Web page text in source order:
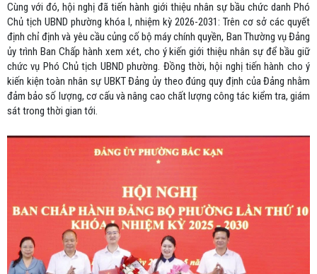
Cùng với đó, hội nghị đã tiến hành giới thiệu nhân sự bầu chức danh Phó
Chủ tịch UBND phường khóa I, nhiệm kỳ 2026-2031: Trên cơ sở các quyết
định chỉ định và yêu cầu củng cố bộ máy chính quyền, Ban Thường vụ Đảng
ủy trình Ban Chấp hành xem xét, cho ý kiến giới thiệu nhân sự để bầu giữ
chức vụ Phó Chủ tịch UBND phường. Đồng thời, hội nghị tiến hành cho ý
kiến kiện toàn nhân sự UBKT Đảng ủy theo đúng quy định của Đảng nhằm
đảm bảo số lượng, cơ cấu và nâng cao chất lượng công tác kiểm tra, giám
sát trong thời gian tới.